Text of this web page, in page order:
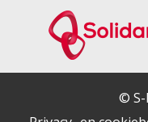
© S-